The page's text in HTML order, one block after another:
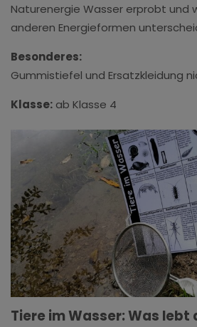
Naturenergie Wasser erprobt und
anderen Energieformen
Besonderes:
Gummistiefel und Ersatzkleidung
Klasse: ab Klasse 4
Tiere im Wasser: Was lebt